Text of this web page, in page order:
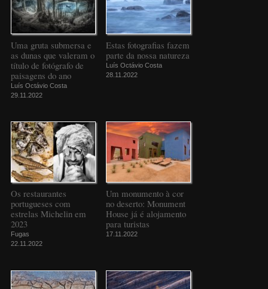
Uma gruta submersa e
as dunas que valeram o
título de fotógrafo de
paisagens do ano
Luís Octávio Costa
29.11.2022
Estas fotografias fazem
parte da nossa natureza
Luís Octávio Costa
28.11.2022
Os restaurantes
portugueses com
estrelas Michelin em
2023
Fugas
22.11.2022
Um monumento à cor
no deserto: Monument
House já é alojamento
para turistas
17.11.2022